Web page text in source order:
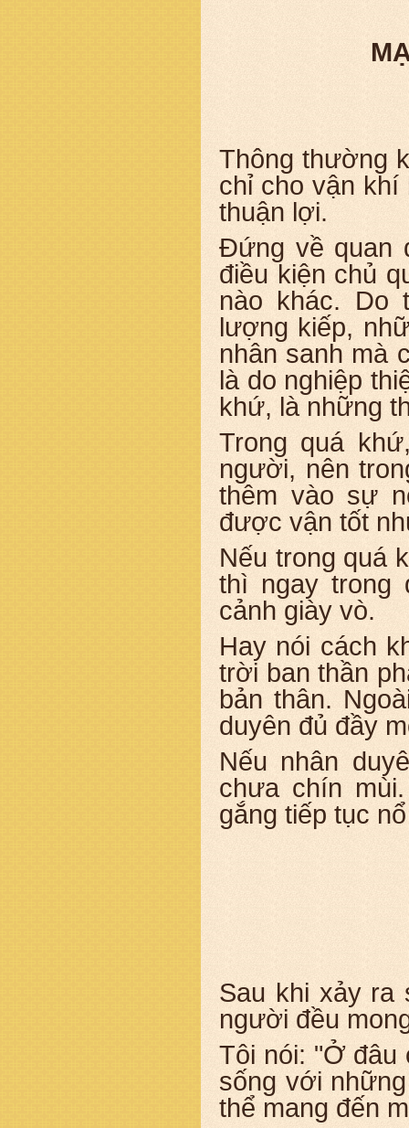
Thông thường
chỉ cho vận
thuận lợi.
Đứng về quan
điều kiện chủ
nào khác. Do
lượng kiếp,
nhân sanh mà
là do nghiệp
khứ, là những
Trong quá
người, nên
thêm vào sự
được vận tốt
Nếu trong quá
thì ngay trong
cảnh giày vò.
Hay nói cách
trời ban thần
bản thân.
duyên đủ đầy
Nếu nhân
chưa chín
gắng tiếp tục
Sau khi xảy ra
người đều
Tôi nói: "Ở đâu
sống với
thể mang đến